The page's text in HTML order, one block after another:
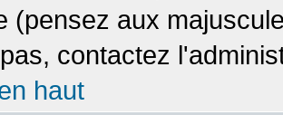
(pensez aux
contactez
haut